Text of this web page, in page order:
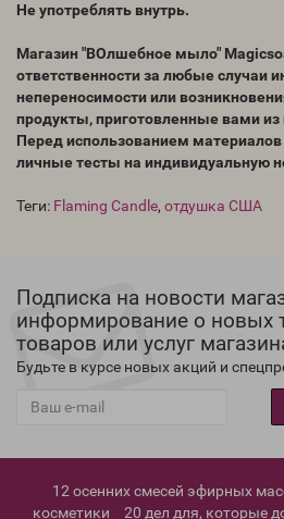
Не употреблять внутрь.
Магазин "ВОлшебное мыло"
ответственности за любые случаи
непереносимости или
продукты, приготовленные вами
Перед использованием материалов
личные тесты на индивидуальную
Теги: Flaming Candle, отдушка США
Подписка на новости
информирование о новых
товаров или услуг
Будьте в курсе новых акций и
12 осенних смесей эфирных
косметики
20 дел для, которые